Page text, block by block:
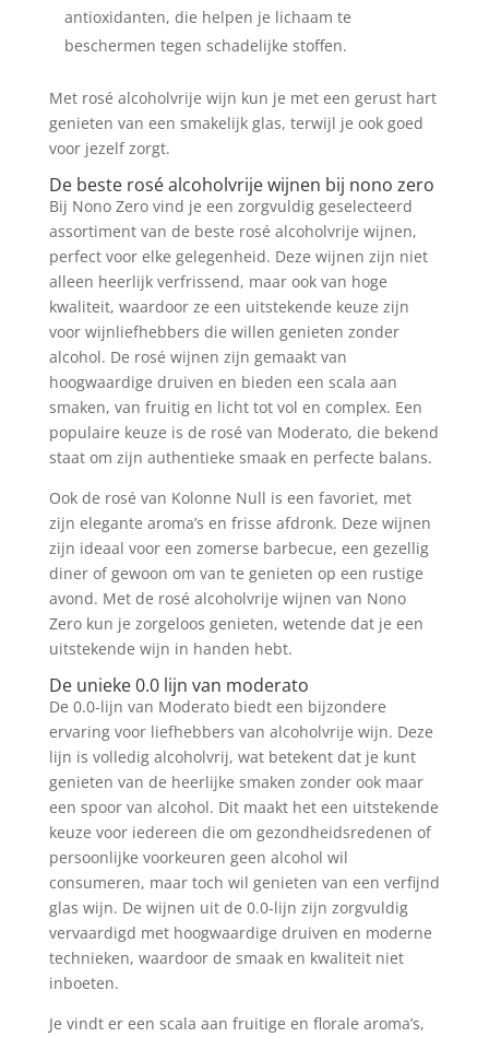
antioxidanten, die helpen je lichaam te
beschermen tegen schadelijke stoffen.
Met rosé alcoholvrije wijn kun je met een gerust hart
genieten van een smakelijk glas, terwijl je ook goed
voor jezelf zorgt.
De beste rosé alcoholvrije wijnen bij nono zero
Bij Nono Zero vind je een zorgvuldig geselecteerd
assortiment van de beste rosé alcoholvrije wijnen,
perfect voor elke gelegenheid. Deze wijnen zijn niet
alleen heerlijk verfrissend, maar ook van hoge
kwaliteit, waardoor ze een uitstekende keuze zijn
voor wijnliefhebbers die willen genieten zonder
alcohol. De rosé wijnen zijn gemaakt van
hoogwaardige druiven en bieden een scala aan
smaken, van fruitig en licht tot vol en complex. Een
populaire keuze is de rosé van Moderato, die bekend
staat om zijn authentieke smaak en perfecte balans.
Ook de rosé van Kolonne Null is een favoriet, met
zijn elegante aroma’s en frisse afdronk. Deze wijnen
zijn ideaal voor een zomerse barbecue, een gezellig
diner of gewoon om van te genieten op een rustige
avond. Met de rosé alcoholvrije wijnen van Nono
Zero kun je zorgeloos genieten, wetende dat je een
uitstekende wijn in handen hebt.
De unieke 0.0 lijn van moderato
De 0.0-lijn van Moderato biedt een bijzondere
ervaring voor liefhebbers van alcoholvrije wijn. Deze
lijn is volledig alcoholvrij, wat betekent dat je kunt
genieten van de heerlijke smaken zonder ook maar
een spoor van alcohol. Dit maakt het een uitstekende
keuze voor iedereen die om gezondheidsredenen of
persoonlijke voorkeuren geen alcohol wil
consumeren, maar toch wil genieten van een verfijnd
glas wijn. De wijnen uit de 0.0-lijn zijn zorgvuldig
vervaardigd met hoogwaardige druiven en moderne
technieken, waardoor de smaak en kwaliteit niet
inboeten.
Je vindt er een scala aan fruitige en florale aroma’s,